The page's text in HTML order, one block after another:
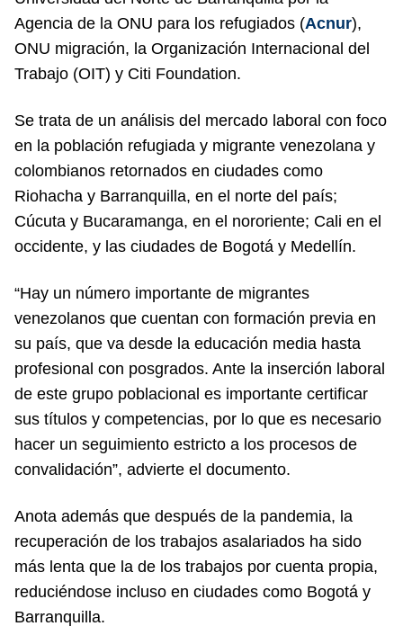
Agencia de la ONU para los refugiados (Acnur),
ONU migración, la Organización Internacional del
Trabajo (OIT) y Citi Foundation.
Se trata de un análisis del mercado laboral con foco
en la población refugiada y migrante venezolana y
colombianos retornados en ciudades como
Riohacha y Barranquilla, en el norte del país;
Cúcuta y Bucaramanga, en el nororiente; Cali en el
occidente, y las ciudades de Bogotá y Medellín.
“Hay un número importante de migrantes
venezolanos que cuentan con formación previa en
su país, que va desde la educación media hasta
profesional con posgrados. Ante la inserción laboral
de este grupo poblacional es importante certificar
sus títulos y competencias, por lo que es necesario
hacer un seguimiento estricto a los procesos de
convalidación”, advierte el documento.
Anota además que después de la pandemia, la
recuperación de los trabajos asalariados ha sido
más lenta que la de los trabajos por cuenta propia,
reduciéndose incluso en ciudades como Bogotá y
Barranquilla.